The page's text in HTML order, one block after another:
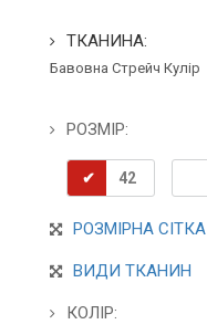
ТКАНИНА:
Бавовна Стрейч Кулір
РОЗМІР:
42
РОЗМІРНА СІТКА
ВИДИ ТКАНИН
КОЛІР: